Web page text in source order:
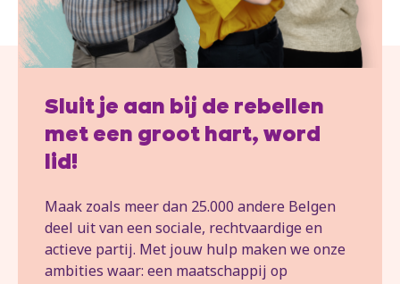
Sluit je aan bij de rebellen
met een groot hart, word
lid!
Maak zoals meer dan 25.000 andere Belgen
deel uit van een sociale, rechtvaardige en
actieve partij. Met jouw hulp maken we onze
ambities waar: een maatschappij op